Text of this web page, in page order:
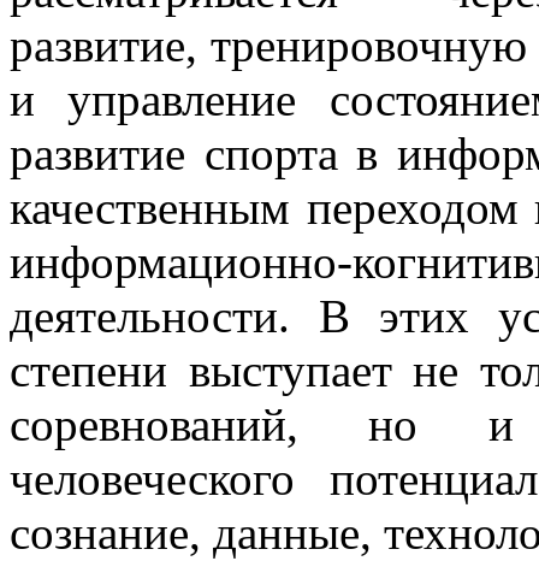
развитие,
и управление
развитие спорта в
качественным
информационно-
деятельности. В этих
степени выступает не
соревнований, но
человеческого
сознание, данные,